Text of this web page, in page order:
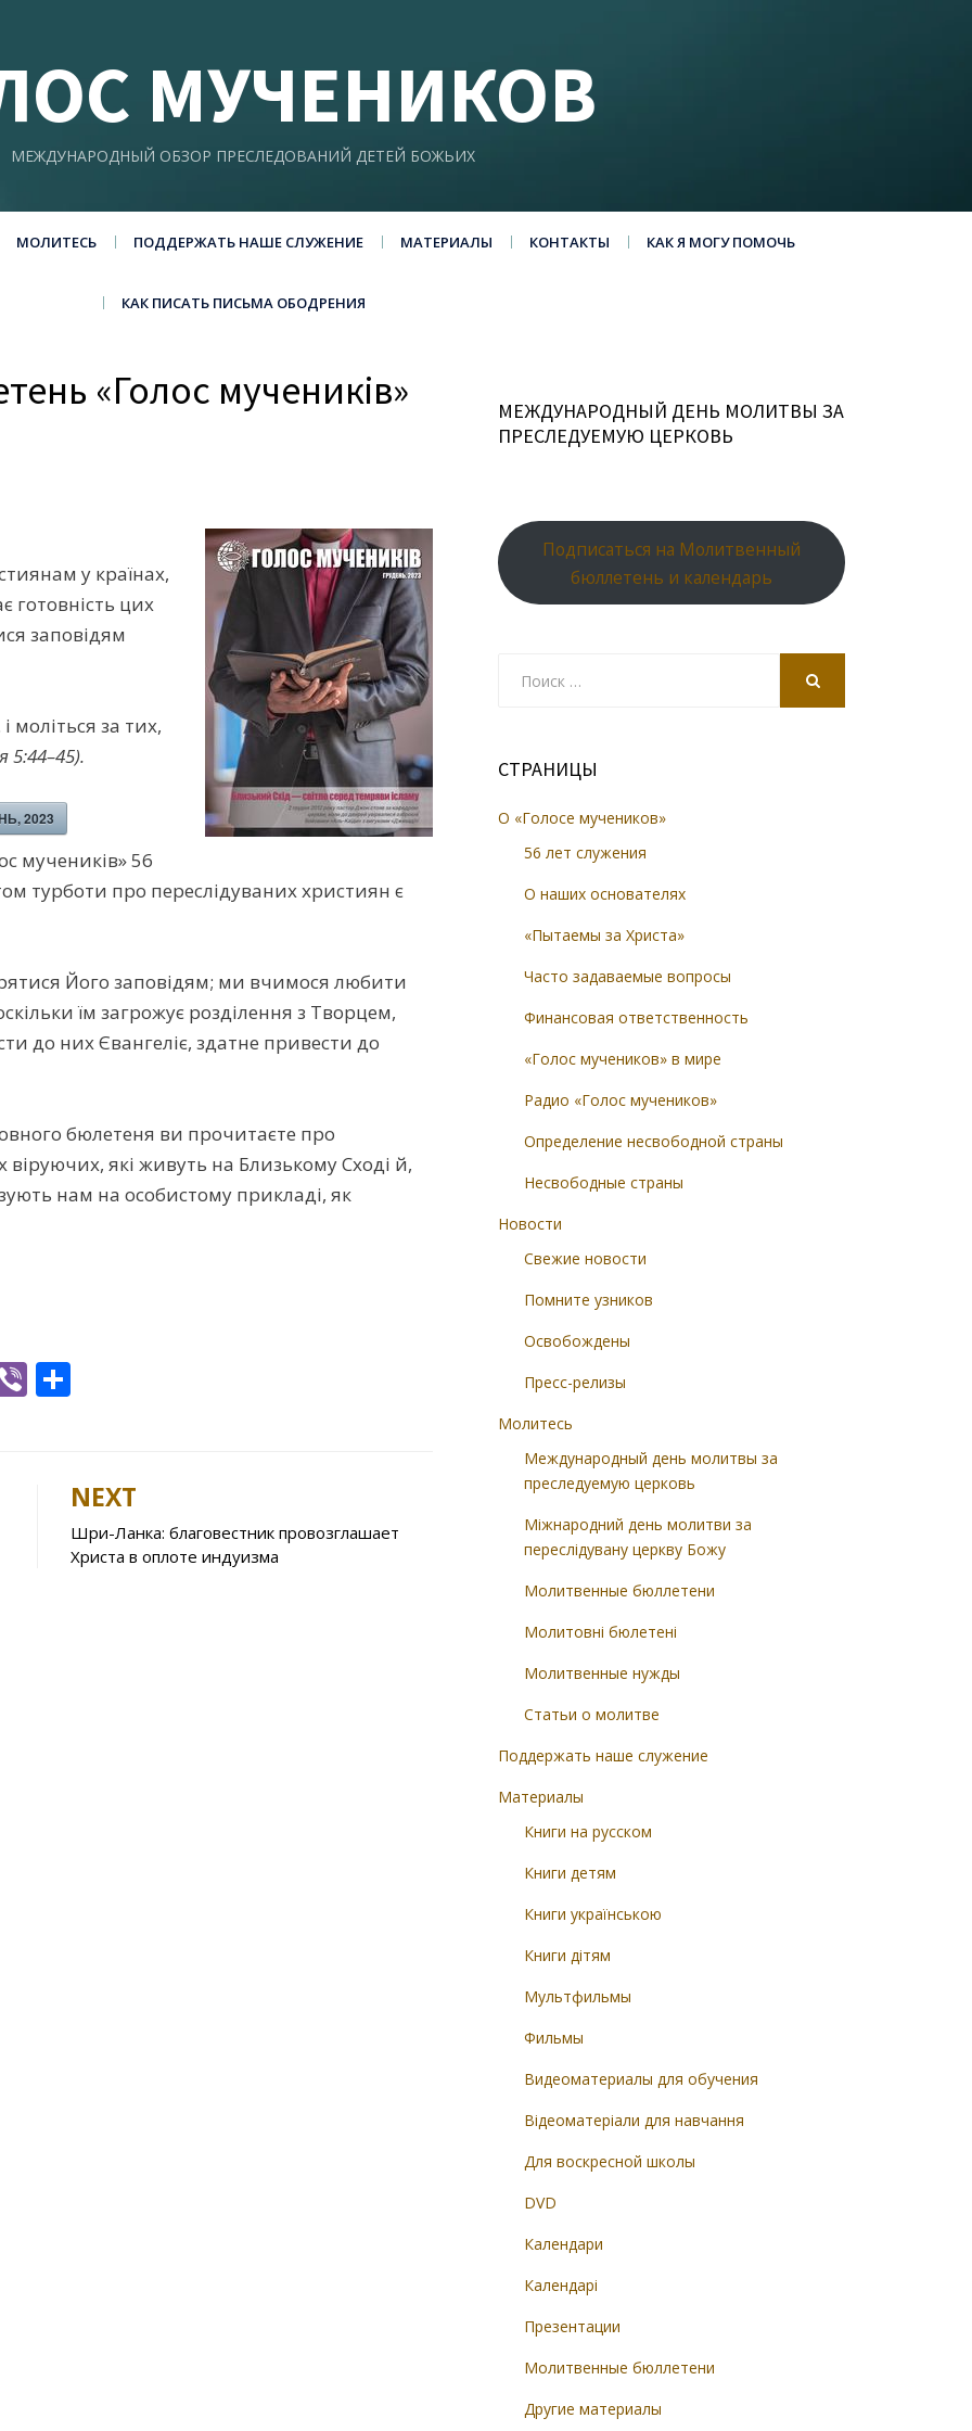
МУЧЕНИКОВ
МЕЖДУНАРОДНЫЙ ОБЗОР ПРЕСЛЕДОВАНИЙ ДЕТЕЙ БОЖЬИХ
МОЛИТЕСЬ ПОДДЕРЖАТЬ НАШЕ СЛУЖЕНИЕ МАТЕРИАЛЫ КОНТАКТЫ КАК Я МОГУ ПОМОЧЬ
КАК ПИСАТЬ ПИСЬМА ОБОДРЕНИЯ
«Голос мучеників»
у країнах,
готовність цих
заповідям
моліться за тих,
5:44–45).
2023
мучеників» 56
турботи про переслідуваних християн є
Його заповідям; ми вчимося любити
їм загрожує розділення з Творцем,
до них Євангеліє, здатне привести до
бюлетеня ви прочитаєте про
віруючих, які живуть на Близькому Сході й,
нам на особистому прикладі, як
Vi
e
NEXT
Шри-Ланка: благовестник провозглашает
Христа в оплоте индуизма
МЕЖДУНАРОДНЫЙ ДЕНЬ МОЛИТВЫ ЗА
ПРЕСЛЕДУЕМУЮ ЦЕРКОВЬ
Подписаться на Молитвенный
бюллетень и календарь
СТРАНИЦЫ
О «Голосе мучеников»
56 лет служения
О наших основателях
«Пытаемы за Христа»
Часто задаваемые вопросы
Финансовая ответственность
«Голос мучеников» в мире
Радио «Голос мучеников»
Определение несвободной страны
Несвободные страны
Новости
Свежие новости
Помните узников
Освобождены
Пресс-релизы
Молитесь
Международный день молитвы за
преследуемую церковь
Міжнародний день молитви за
переслідувану церкву Божу
Молитвенные бюллетени
Молитовні бюлетені
Молитвенные нужды
Статьи о молитве
Поддержать наше служение
Материалы
Книги на русском
Книги детям
Книги українською
Книги дітям
Мультфильмы
Фильмы
Видеоматериалы для обучения
Відеоматеріали для навчання
Для воскресной школы
DVD
Календари
Календарі
Презентации
Молитвенные бюллетени
Другие материалы